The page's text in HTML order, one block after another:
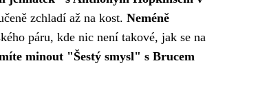
zchladí až na kost. Neméně
páru, kde nic není takové, jak se na
minout "Šestý smysl" s Brucem